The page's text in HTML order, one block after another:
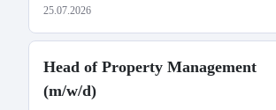
25.07.2026
Head of Property Management
(m/w/d)